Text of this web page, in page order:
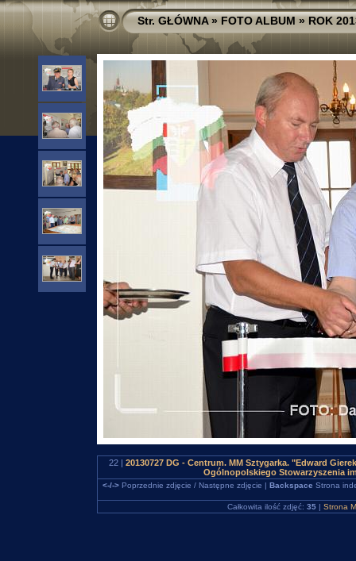
Str. GŁÓWNA»FOTO ALBUM»ROK
22 | 20130727 DG - Centrum. MM Sztygarka. "Edward
Ogólnopolskiego Stowarzyszenia
<-/->Poprzednie zdjęcie / Następne zdjęcie | Backspace Strona
Całkowita ilość zdjęć: 35 | Strona